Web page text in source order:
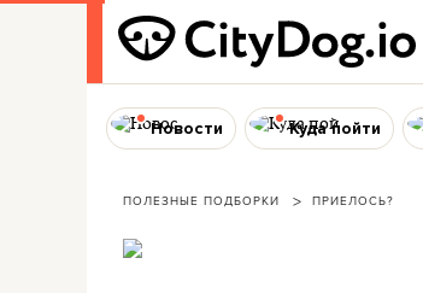
Новости Куда пойти
ПОЛЕЗНЫЕ ПОДБОРКИ ПРИЕЛОСЬ?